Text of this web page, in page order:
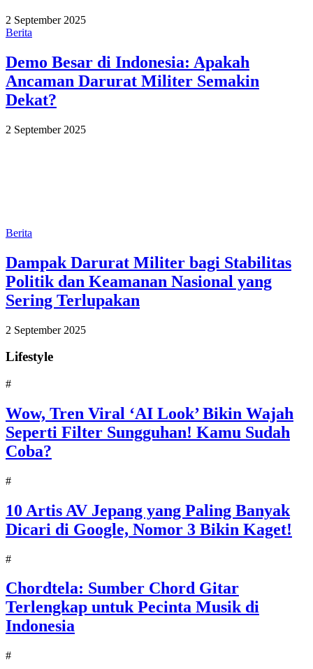
2 September 2025
Berita
Demo Besar di Indonesia: Apakah
Ancaman Darurat Militer Semakin
Dekat?
2 September 2025
Berita
Dampak Darurat Militer bagi Stabilitas
Politik dan Keamanan Nasional yang
Sering Terlupakan
2 September 2025
Lifestyle
#
Wow, Tren Viral ‘AI Look’ Bikin Wajah
Seperti Filter Sungguhan! Kamu Sudah
Coba?
#
10 Artis AV Jepang yang Paling Banyak
Dicari di Google, Nomor 3 Bikin Kaget!
#
Chordtela: Sumber Chord Gitar
Terlengkap untuk Pecinta Musik di
Indonesia
#